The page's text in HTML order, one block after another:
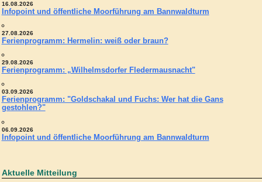
16.08.2026
Infopoint und öffentliche Moorführung am Bannwaldturm
27.08.2026
Ferienprogramm: Hermelin: weiß oder braun?
29.08.2026
Ferienprogramm: „Wilhelmsdorfer Fledermausnacht"
03.09.2026
Ferienprogramm: "Goldschakal und Fuchs: Wer hat die Gans
gestohlen?"
06.09.2026
Infopoint und öffentliche Moorführung am Bannwaldturm
Aktuelle Mitteilung